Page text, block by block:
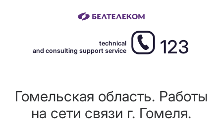
technical
and consulting support service
123
Гомельская область. Работы
на сети связи г. Гомеля.